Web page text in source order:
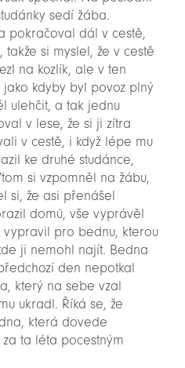
sedí žába.
pokračoval dál v cestě,
si myslel, že v cestě
na kozlík, ale v ten
kdyby byl povoz plný
ulehčit, a tak jednu
v lese, že si ji zítra
v cestě, i když lépe mu
ke druhé studánce,
si vzpomněl na žábu,
si, že asi přenášel
domů, vše vyprávěl
vypravil pro bednu, kterou
ji nemohl najít. Bedna
den nepotkal
který na sebe vzal
ukradl. Říká se, že
která dovede
ta léta pocestným